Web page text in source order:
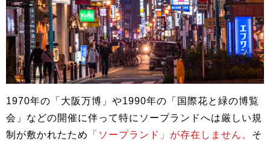
1970年の「大阪万博」や1990年の「国際花と緑の博覧
会」などの開催に伴って特にソープランドへは厳しい規
制が敷かれたため
「ソープランド」が存在しません。 そ